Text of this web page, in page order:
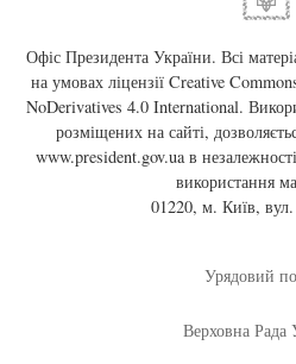
Офіс Президента України. Всі
на умовах ліцензії Creative
NoDerivatives 4.0 International.
розміщених на сайті,
www.president.gov.uaв
використання
01220, м. Київ,
Урядовий
Верховна Рада